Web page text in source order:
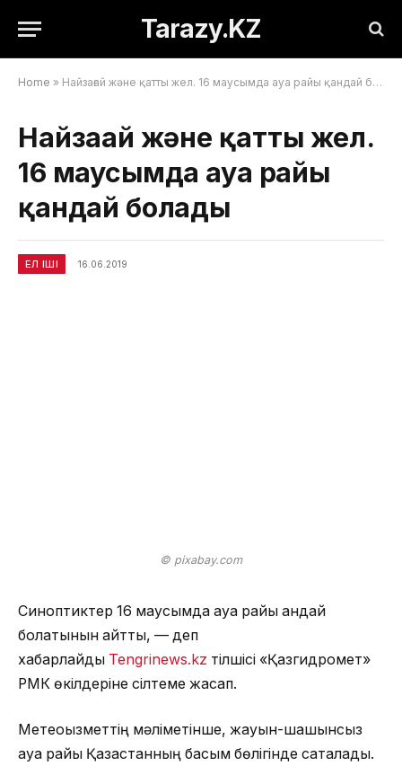
Tarazy.KZ
Home » Найзағай және қатты жел. 16 маусымда ауа райы қандай болады
Найзағай және қатты жел.
16 маусымда ауа райы
қандай болады
ЕЛ ІШІ 16.06.2019
© pixabay.com
Синоптиктер 16 маусымда ауа райы қандай
болатынын айтты, — деп
хабарлайды Tengrinews.kz тілшісі «Қазгидромет»
РМК өкілдеріне сілтеме жасап.
Метеоқызметтің мәліметінше, жауын-шашынсыз
ауа райы Қазақстанның басым бөлігінде сақталады.